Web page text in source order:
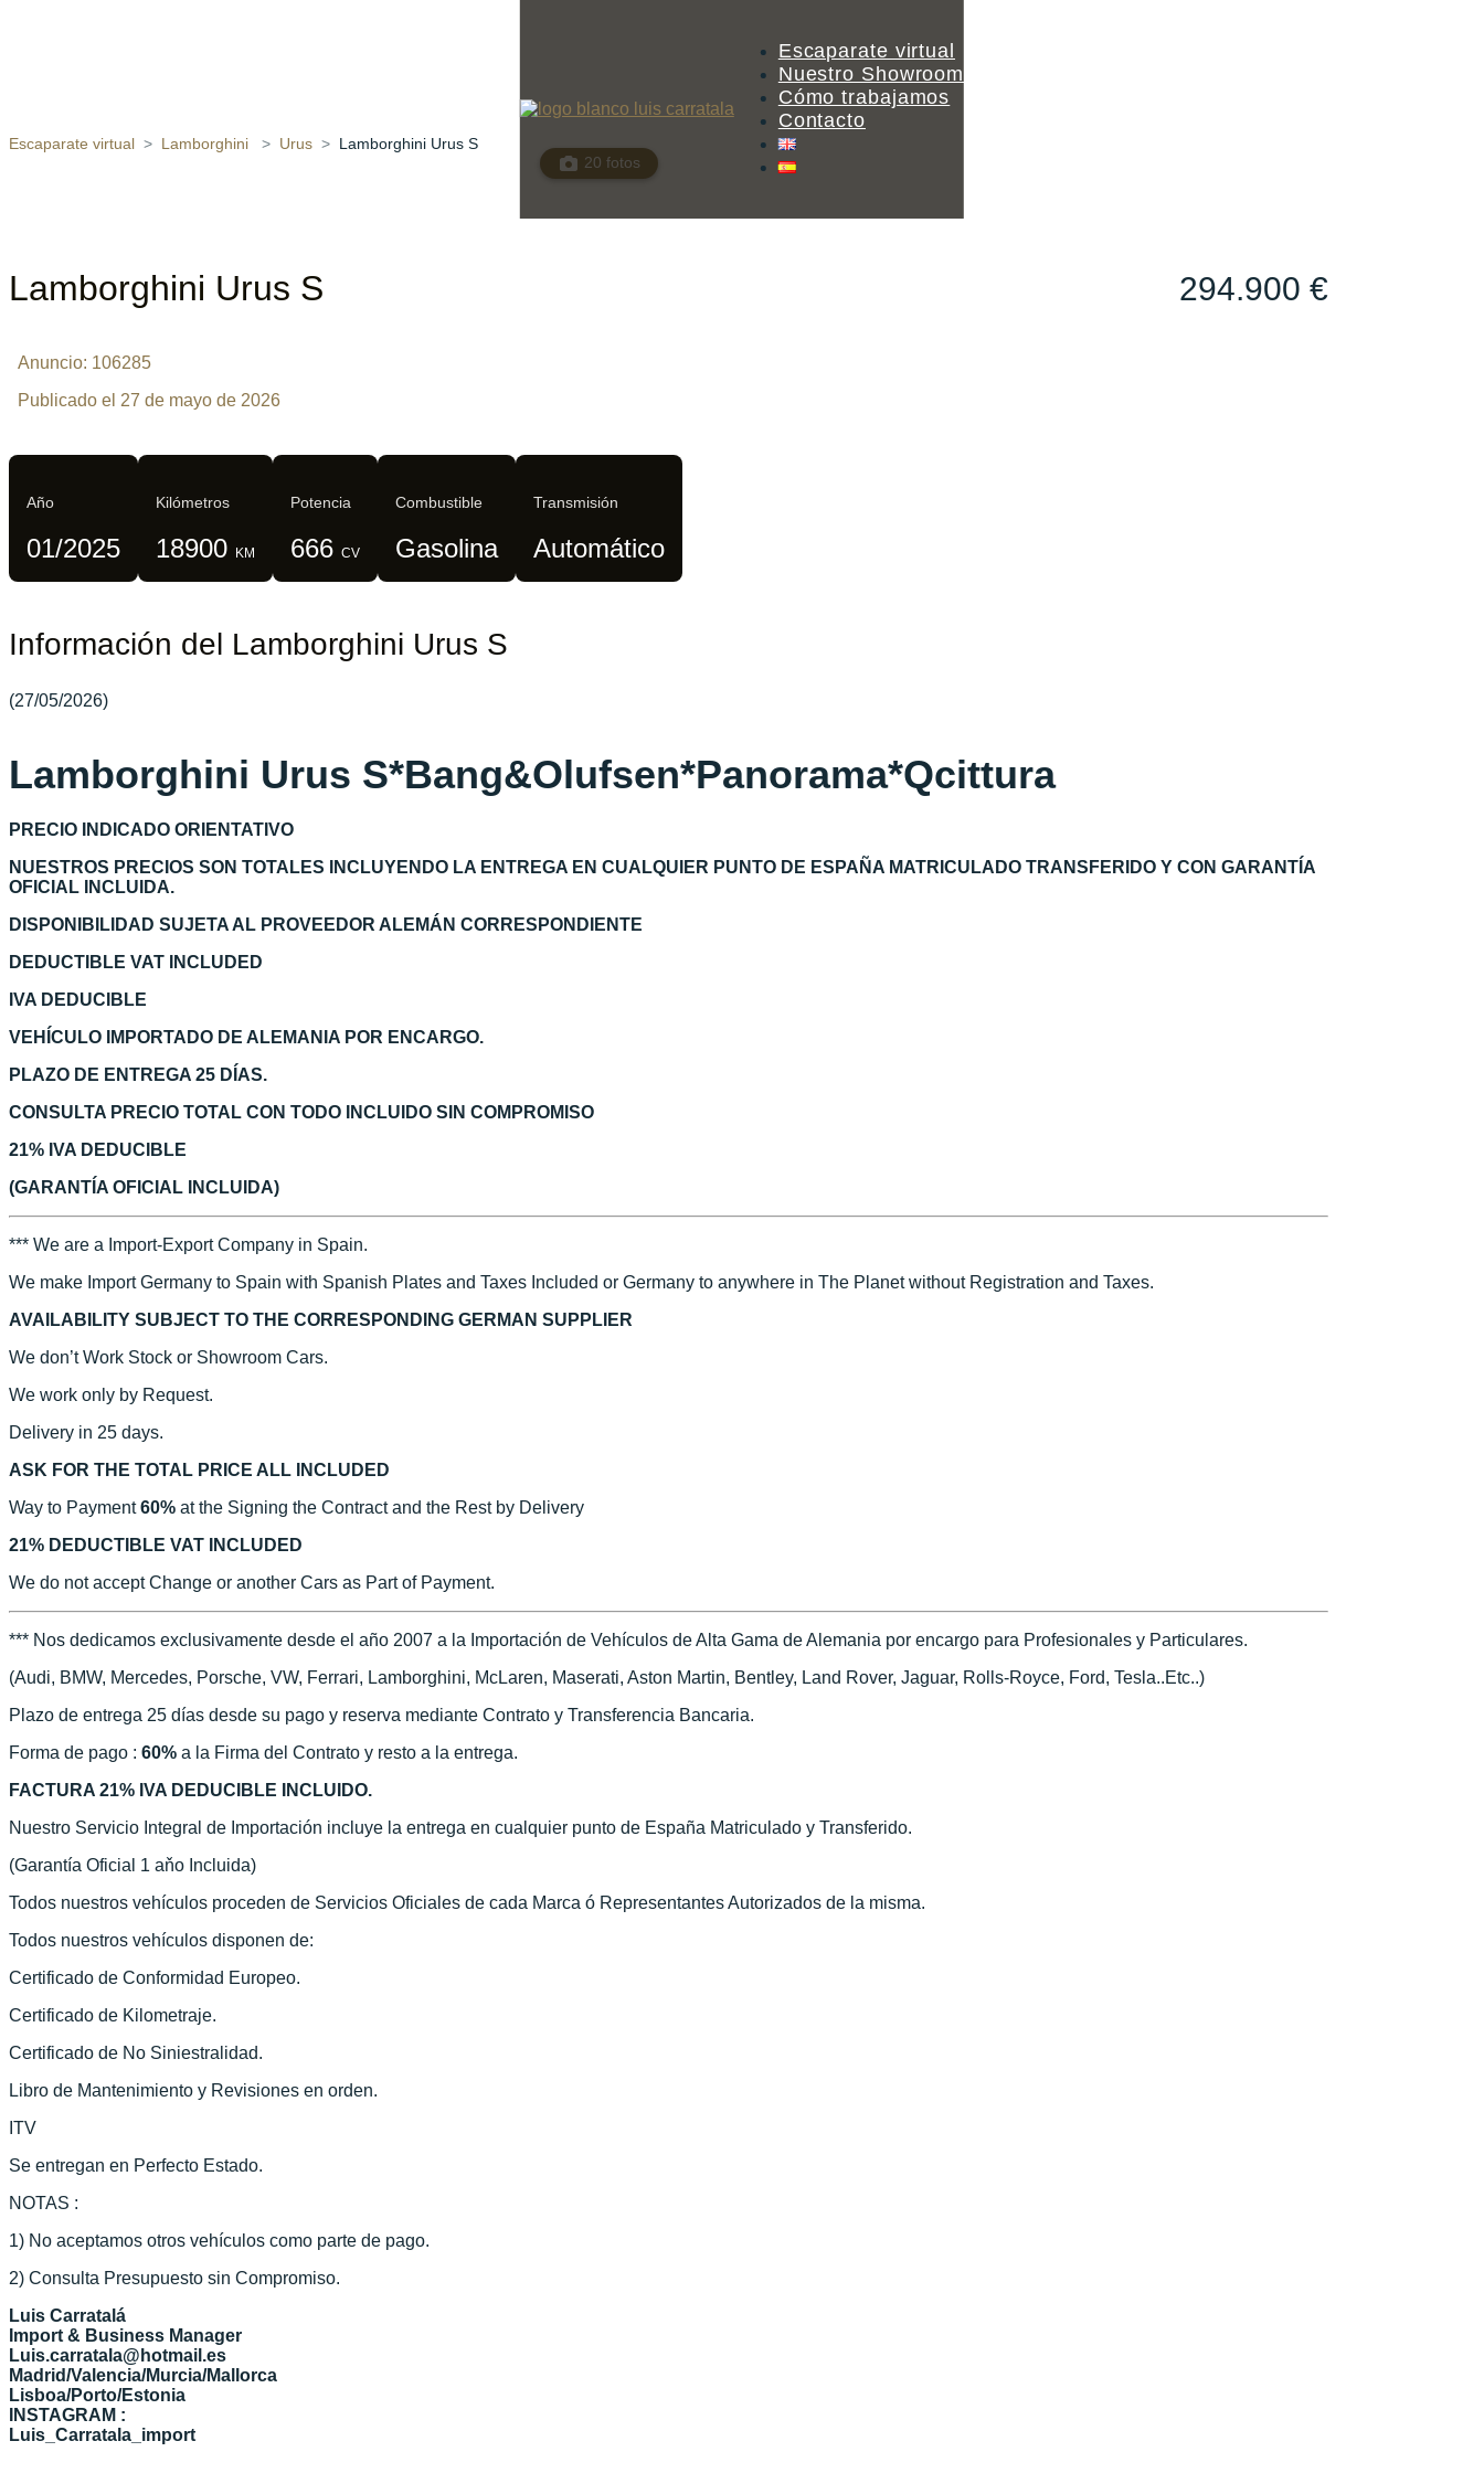
Escaparate virtual
Nuestro Showroom
Cómo trabajamos
Contacto
Escaparate virtual Lamborghini Urus
Lamborghini Urus S
20 fotos
Lamborghini Urus S 294.900 €
Anuncio: 106285
Publicado el 27 de mayo de 2026
Año
01/2025
Kilómetros
18900 KM
Potencia
666 CV
Combustible
Gasolina
Transmisión
Automático
Información del Lamborghini Urus S
(27/05/2026)
Lamborghini Urus S*Bang&Olufsen*Panorama*Qcittura
PRECIO INDICADO ORIENTATIVO
NUESTROS PRECIOS SON TOTALES INCLUYENDO LA ENTREGA EN CUALQUIER PUNTO DE ESPAÑA MATRICULADO TRANSFERIDO Y CON GARANTÍA
OFICIAL INCLUIDA.
DISPONIBILIDAD SUJETA AL PROVEEDOR ALEMÁN CORRESPONDIENTE
DEDUCTIBLE VAT INCLUDED
IVA DEDUCIBLE
VEHÍCULO IMPORTADO DE ALEMANIA POR ENCARGO.
PLAZO DE ENTREGA 25 DÍAS.
CONSULTA PRECIO TOTAL CON TODO INCLUIDO SIN COMPROMISO
21% IVA DEDUCIBLE
(GARANTÍA OFICIAL INCLUIDA)
*** We are a Import-Export Company in Spain.
We make Import Germany to Spain with Spanish Plates and Taxes Included or Germany to anywhere in The Planet without Registration and Taxes.
AVAILABILITY SUBJECT TO THE CORRESPONDING GERMAN SUPPLIER
We don’t Work Stock or Showroom Cars.
We work only by Request.
Delivery in 25 days.
ASK FOR THE TOTAL PRICE ALL INCLUDED
Way to Payment60% at the Signing the Contract and the Rest by Delivery
21% DEDUCTIBLE VAT INCLUDED
We do not accept Change or another Cars as Part of Payment.
*** Nos dedicamos exclusivamente desde el año 2007 a la Importación de Vehículos de Alta Gama de Alemania por encargo para Profesionales y Particulares.
(Audi, BMW, Mercedes, Porsche, VW, Ferrari, Lamborghini, McLaren, Maserati, Aston Martin, Bentley, Land Rover, Jaguar, Rolls-Royce, Ford, Tesla..Etc..)
Plazo de entrega 25 días desde su pago y reserva mediante Contrato y Transferencia Bancaria.
Forma de pago : 60% a la Firma del Contrato y resto a la entrega.
FACTURA 21% IVA DEDUCIBLE INCLUIDO.
Nuestro Servicio Integral de Importación incluye la entrega en cualquier punto de España Matriculado y Transferido.
(Garantía Oficial 1 aňo Incluida)
Todos nuestros vehículos proceden de Servicios Oficiales de cada Marca ó Representantes Autorizados de la misma.
Todos nuestros vehículos disponen de:
Certificado de Conformidad Europeo.
Certificado de Kilometraje.
Certificado de No Siniestralidad.
Libro de Mantenimiento y Revisiones en orden.
ITV
Se entregan en Perfecto Estado.
NOTAS :
1) No aceptamos otros vehículos como parte de pago.
2) Consulta Presupuesto sin Compromiso.
Luis Carratalá
Import & Business Manager
Luis.carratala@hotmail.es
Madrid/Valencia/Murcia/Mallorca
Lisboa/Porto/Estonia
INSTAGRAM :
Luis_Carratala_import